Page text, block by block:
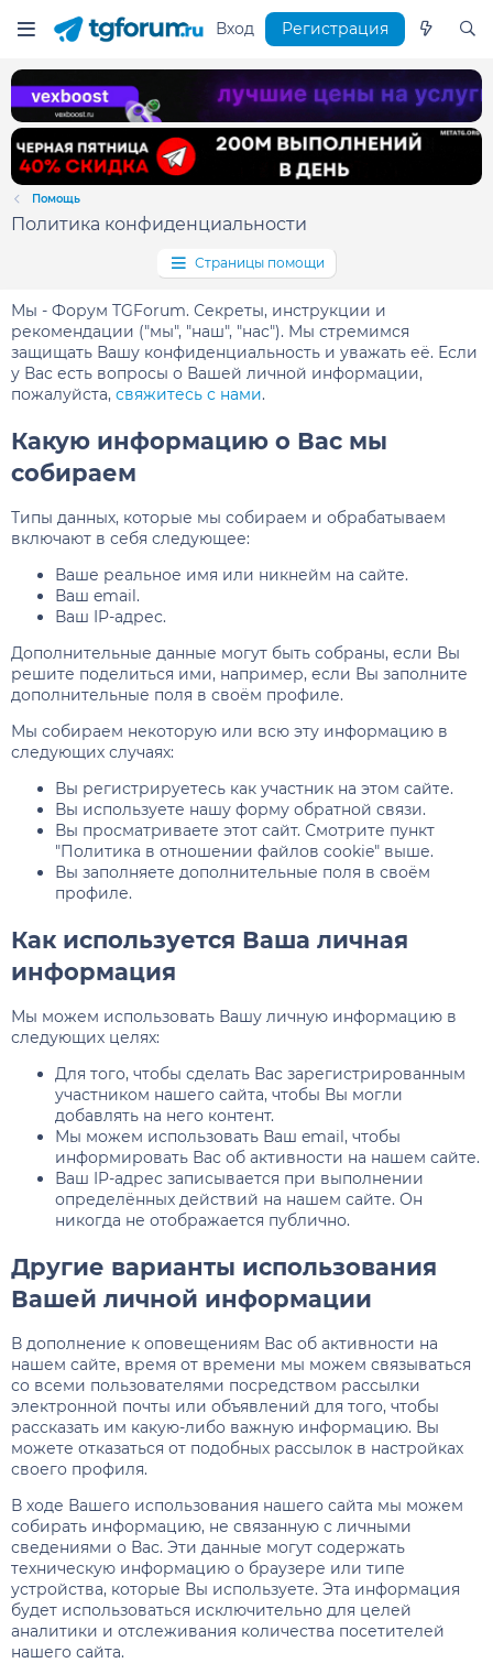
Вход Регистрация
Помощь
Политика конфиденциальности
Страницы помощи
Мы - Форум TGForum. Секреты, инструкции и
рекомендации ("мы", "наш", "нас"). Мы стремимся
защищать Вашу конфиденциальность и уважать её. Если
у Вас есть вопросы о Вашей личной информации,
пожалуйста, свяжитесь с нами.
Какую информацию о Вас мы
собираем
Типы данных, которые мы собираем и обрабатываем
включают в себя следующее:
Ваше реальное имя или никнейм на сайте.
Ваш email.
Ваш IP-адрес.
Дополнительные данные могут быть собраны, если Вы
решите поделиться ими, например, если Вы заполните
дополнительные поля в своём профиле.
Мы собираем некоторую или всю эту информацию в
следующих случаях:
Вы регистрируетесь как участник на этом сайте.
Вы используете нашу форму обратной связи.
Вы просматриваете этот сайт. Смотрите пункт
"Политика в отношении файлов cookie" выше.
Вы заполняете дополнительные поля в своём
профиле.
Как используется Ваша личная
информация
Мы можем использовать Вашу личную информацию в
следующих целях:
Для того, чтобы сделать Вас зарегистрированным
участником нашего сайта, чтобы Вы могли
добавлять на него контент.
Мы можем использовать Ваш email, чтобы
информировать Вас об активности на нашем сайте.
Ваш IP-адрес записывается при выполнении
определённых действий на нашем сайте. Он
никогда не отображается публично.
Другие варианты использования
Вашей личной информации
В дополнение к оповещениям Вас об активности на
нашем сайте, время от времени мы можем связываться
со всеми пользователями посредством рассылки
электронной почты или объявлений для того, чтобы
рассказать им какую-либо важную информацию. Вы
можете отказаться от подобных рассылок в настройках
своего профиля.
В ходе Вашего использования нашего сайта мы можем
собирать информацию, не связанную с личными
сведениями о Вас. Эти данные могут содержать
техническую информацию о браузере или типе
устройства, которые Вы используете. Эта информация
будет использоваться исключительно для целей
аналитики и отслеживания количества посетителей
нашего сайта.